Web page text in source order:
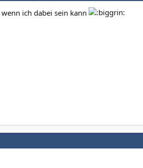
ich dabei sein kann